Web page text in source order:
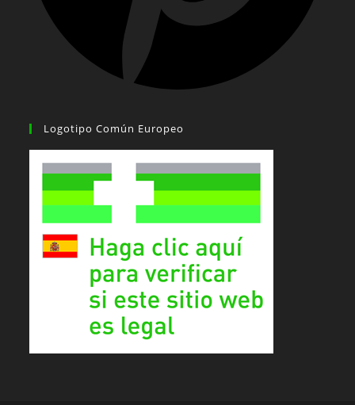
Logotipo Común Europeo